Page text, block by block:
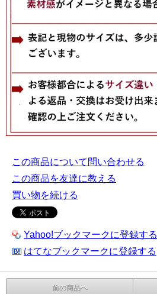
この商品について問い合わせる
この商品を友達に教える
買い物を続ける
Yahoo!ブックマークに登録する
はてなブックマークに登録する
前の商品へ